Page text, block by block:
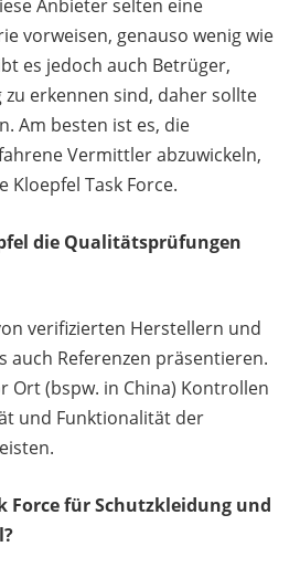
Anbieter selten eine
vorweisen, genauso wenig wie
es jedoch auch Betrüger,
erkennen sind, daher sollte
Am besten ist es, die
Vermittler abzuwickeln,
Kloepfel Task Force.
die Qualitätsprüfungen
verifizierten Herstellern und
auch Referenzen präsentieren.
Ort (bspw. in China) Kontrollen
und Funktionalität der
Force für Schutzkleidung und